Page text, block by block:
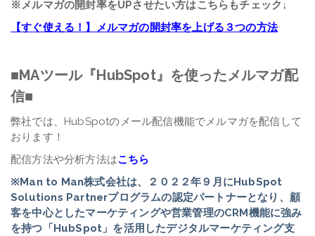
※メルマガの開封率をUPさせたい方はこちらもチェック↓
【すぐ使える！】メルマガの開封率を上げる３つの方法
■MAツール『HubSpot』を使ったメルマガ配
信■
弊社では、HubSpotのメール配信機能でメルマガを配信して
おります！
配信方法や分析方法はこちら
※Man to Man株式会社は、２０２２年９月にHubSpot
Solutions Partnerプログラムの認定パートナーとなり、顧
客を中心としたマーケティングや営業管理のCRM機能に強み
を持つ「HubSpot」を活用したデジタルマーケティング支